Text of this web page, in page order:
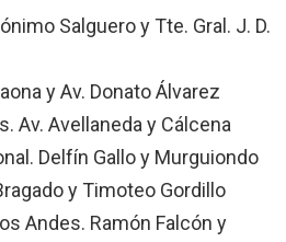
Salguero y Tte. Gral. J. D.
y Av. Donato Álvarez
Av. Avellaneda y Cálcena
Delfín Gallo y Murguiondo
y Timoteo Gordillo
Andes. Ramón Falcón y